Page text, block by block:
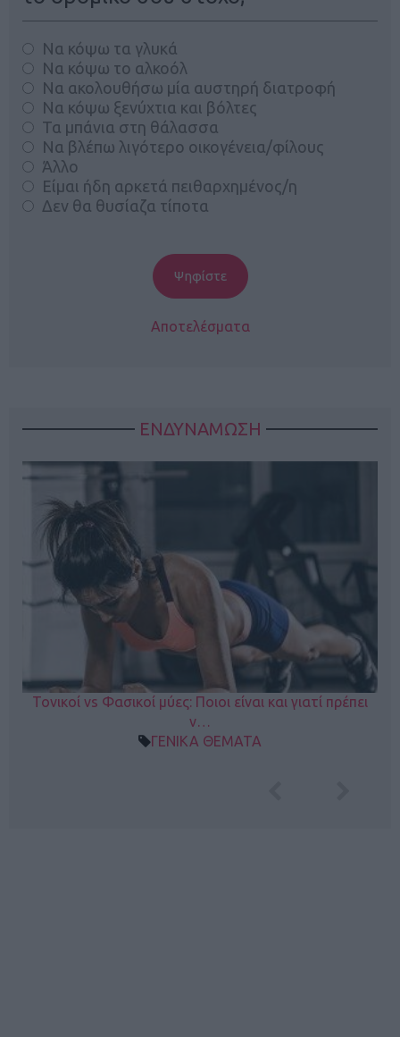
Να κόψω τα γλυκά
Να κόψω το αλκοόλ
Να ακολουθήσω μία αυστηρή διατροφή
Να κόψω ξενύχτια και βόλτες
Τα μπάνια στη θάλασσα
Να βλέπω λιγότερο οικογένεια/φίλους
Άλλο
Είμαι ήδη αρκετά πειθαρχημένος/η
Δεν θα θυσίαζα τίποτα
Αποτελέσματα
ΕΝΔΥΝΑΜΩΣΗ
Τονικοί vs Φασικοί μύες: Ποιοι είναι και γιατί πρέπει
ν…
ΓΕΝΙΚΑ ΘΕΜΑΤΑ